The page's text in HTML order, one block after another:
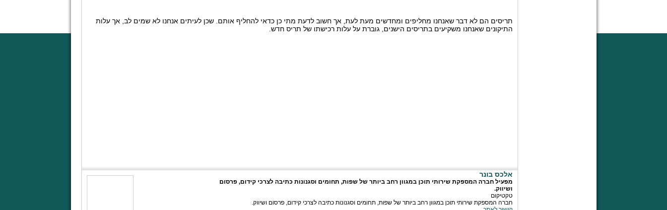
תריסים הם לא דבר שאנחנו מחליפים ומחדשים מעת לעת, אך חשוב לדעת מתי כן כדאי להחליף אותם. שכן לעיתים אנחנו לא שמים לב, אך עלות
התיקונים שאנחנו משקיעים בתריסים הישנים, גוברת על עלות רכישתו של תריס חדש.
אלכס בונר
מפעיל חברה המספקת שירותי תוכן במגוון רחב ביותר של שפות, תחומים וסגנונות כתיבה לצרכי קידום, פרסום
ושיווק.
טקטיקום
חברה המספקת שירותי תוכן במגוון רחב ביותר של שפות, תחומים וסגנונות כתיבה לצרכי קידום, פרסום ושיווק.